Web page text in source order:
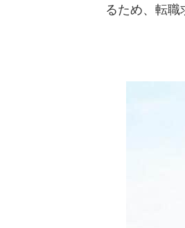
るため、転職